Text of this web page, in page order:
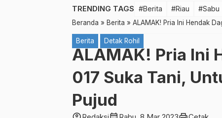
TRENDING TAGS #Berita #Riau #Sabu
Beranda » Berita » ALAMAK! Pria Ini Hendak
Berita Detak Rohil
ALAMAK! Pria Ini
017 Suka Tani,
Pujud